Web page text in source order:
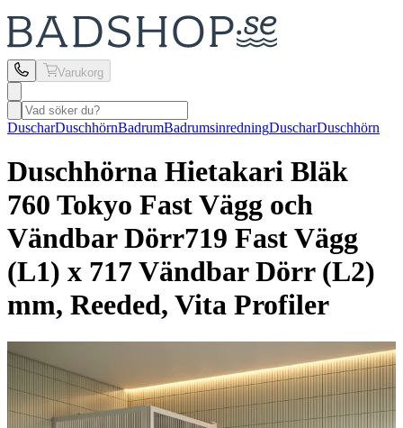
Varukorg
DuscharDuschhörnBadrumBadrumsinredningDuscharDuschhörn
Duschhörna Hietakari Bläk
760 Tokyo Fast Vägg och
Vändbar Dörr719 Fast Vägg
(L1) x 717 Vändbar Dörr (L2)
mm, Reeded, Vita Profiler